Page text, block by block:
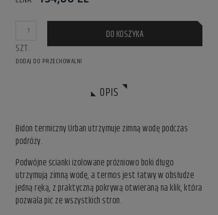
SZT.
DO KOSZYKA
DODAJ DO PRZECHOWALNI
OPIS
Bidon termiczny Urban utrzymuje zimną wodę podczas
podróży.
Podwójne ścianki izolowane próżniowo boki długo
utrzymują zimną wodę, a termos jest łatwy w obsłudze
jedną ręką, z praktyczną pokrywą otwieraną na klik, która
pozwala pić ze wszystkich stron.